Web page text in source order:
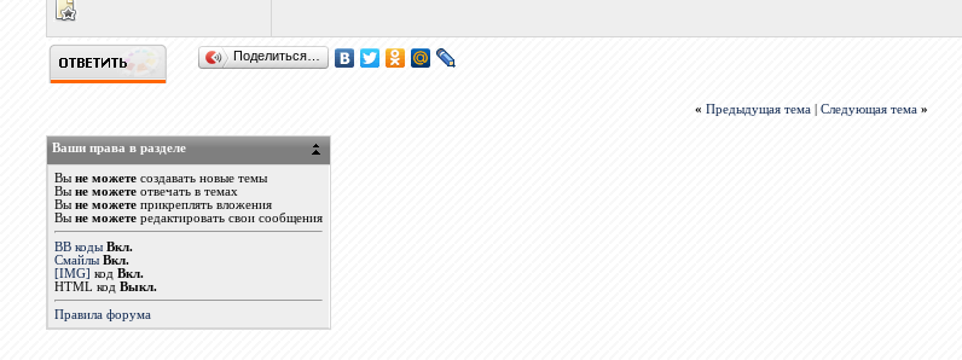
Поделиться…
« Предыдущая тема |Следующая тема »
Ваши права в разделе
Выне можете создавать новые темы
Выне можете отвечать в темах
Выне можете прикреплять вложения
Выне можете редактировать свои сообщения
BB коды Вкл.
Смайлы Вкл.
[IMG] кодВкл.
HTML кодВыкл.
Правила форума